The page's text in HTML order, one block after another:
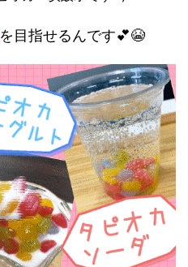
を目指せるんです💕😭